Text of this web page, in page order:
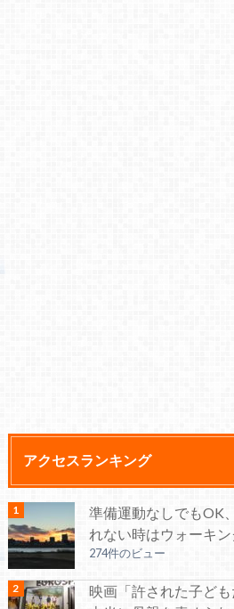
アクセスランキング
準備運動なしでもOK
れない時はウォーキン
274件のビュー
映画「許された子ど